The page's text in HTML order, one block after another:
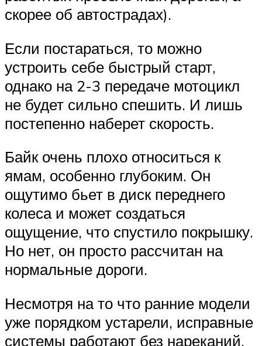
скорее об автострадах).
Если постараться, то можно
устроить себе быстрый старт,
однако на 2-3 передаче мотоцикл
не будет сильно спешить. И лишь
постепенно наберет скорость.
Байк очень плохо относиться к
ямам, особенно глубоким. Он
ощутимо бьет в диск переднего
колеса и может создаться
ощущение, что спустило покрышку.
Но нет, он просто рассчитан на
нормальные дороги.
Несмотря на то что ранние модели
уже порядком устарели, исправные
системы работают без нареканий.